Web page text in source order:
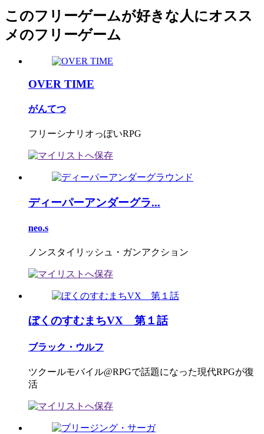
このフリーゲームが好きな人にオスス
メのフリーゲーム
OVER TIME
がんてつ
フリーシナリオっぽいRPG
ディーパーアンダーグラ...
neo.s
ノンスタイリッシュ・ガンアクション
ぼくのすむまちVX 第１話
ブラック・ウルフ
ツクールモバイル@RPGで話題になった現代RPGが復
活